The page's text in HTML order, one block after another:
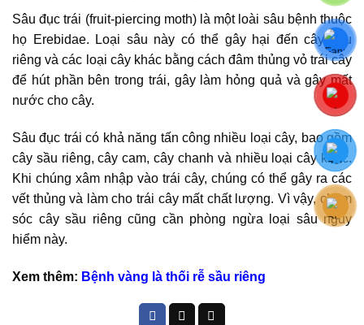
Sâu đục trái (fruit-piercing moth) là một loài sâu bệnh thuộc
họ Erebidae. Loại sâu này có thể gây hại đến cây sầu
riêng và các loại cây khác bằng cách đâm thủng vỏ trái cây
để hút phần bên trong trái, gây làm hỏng quả và gây mất
nước cho cây.
Sâu đục trái có khả năng tấn công nhiều loại cây, bao gồm
cây sầu riêng, cây cam, cây chanh và nhiều loại cây khác.
Khi chúng xâm nhập vào trái cây, chúng có thể gây ra các
vết thủng và làm cho trái cây mất chất lượng. Vì vậy, chăm
sóc cây sầu riêng cũng cần phòng ngừa loại sâu nguy
hiểm này.
Xem thêm: Bệnh vàng là thối rễ sầu riêng